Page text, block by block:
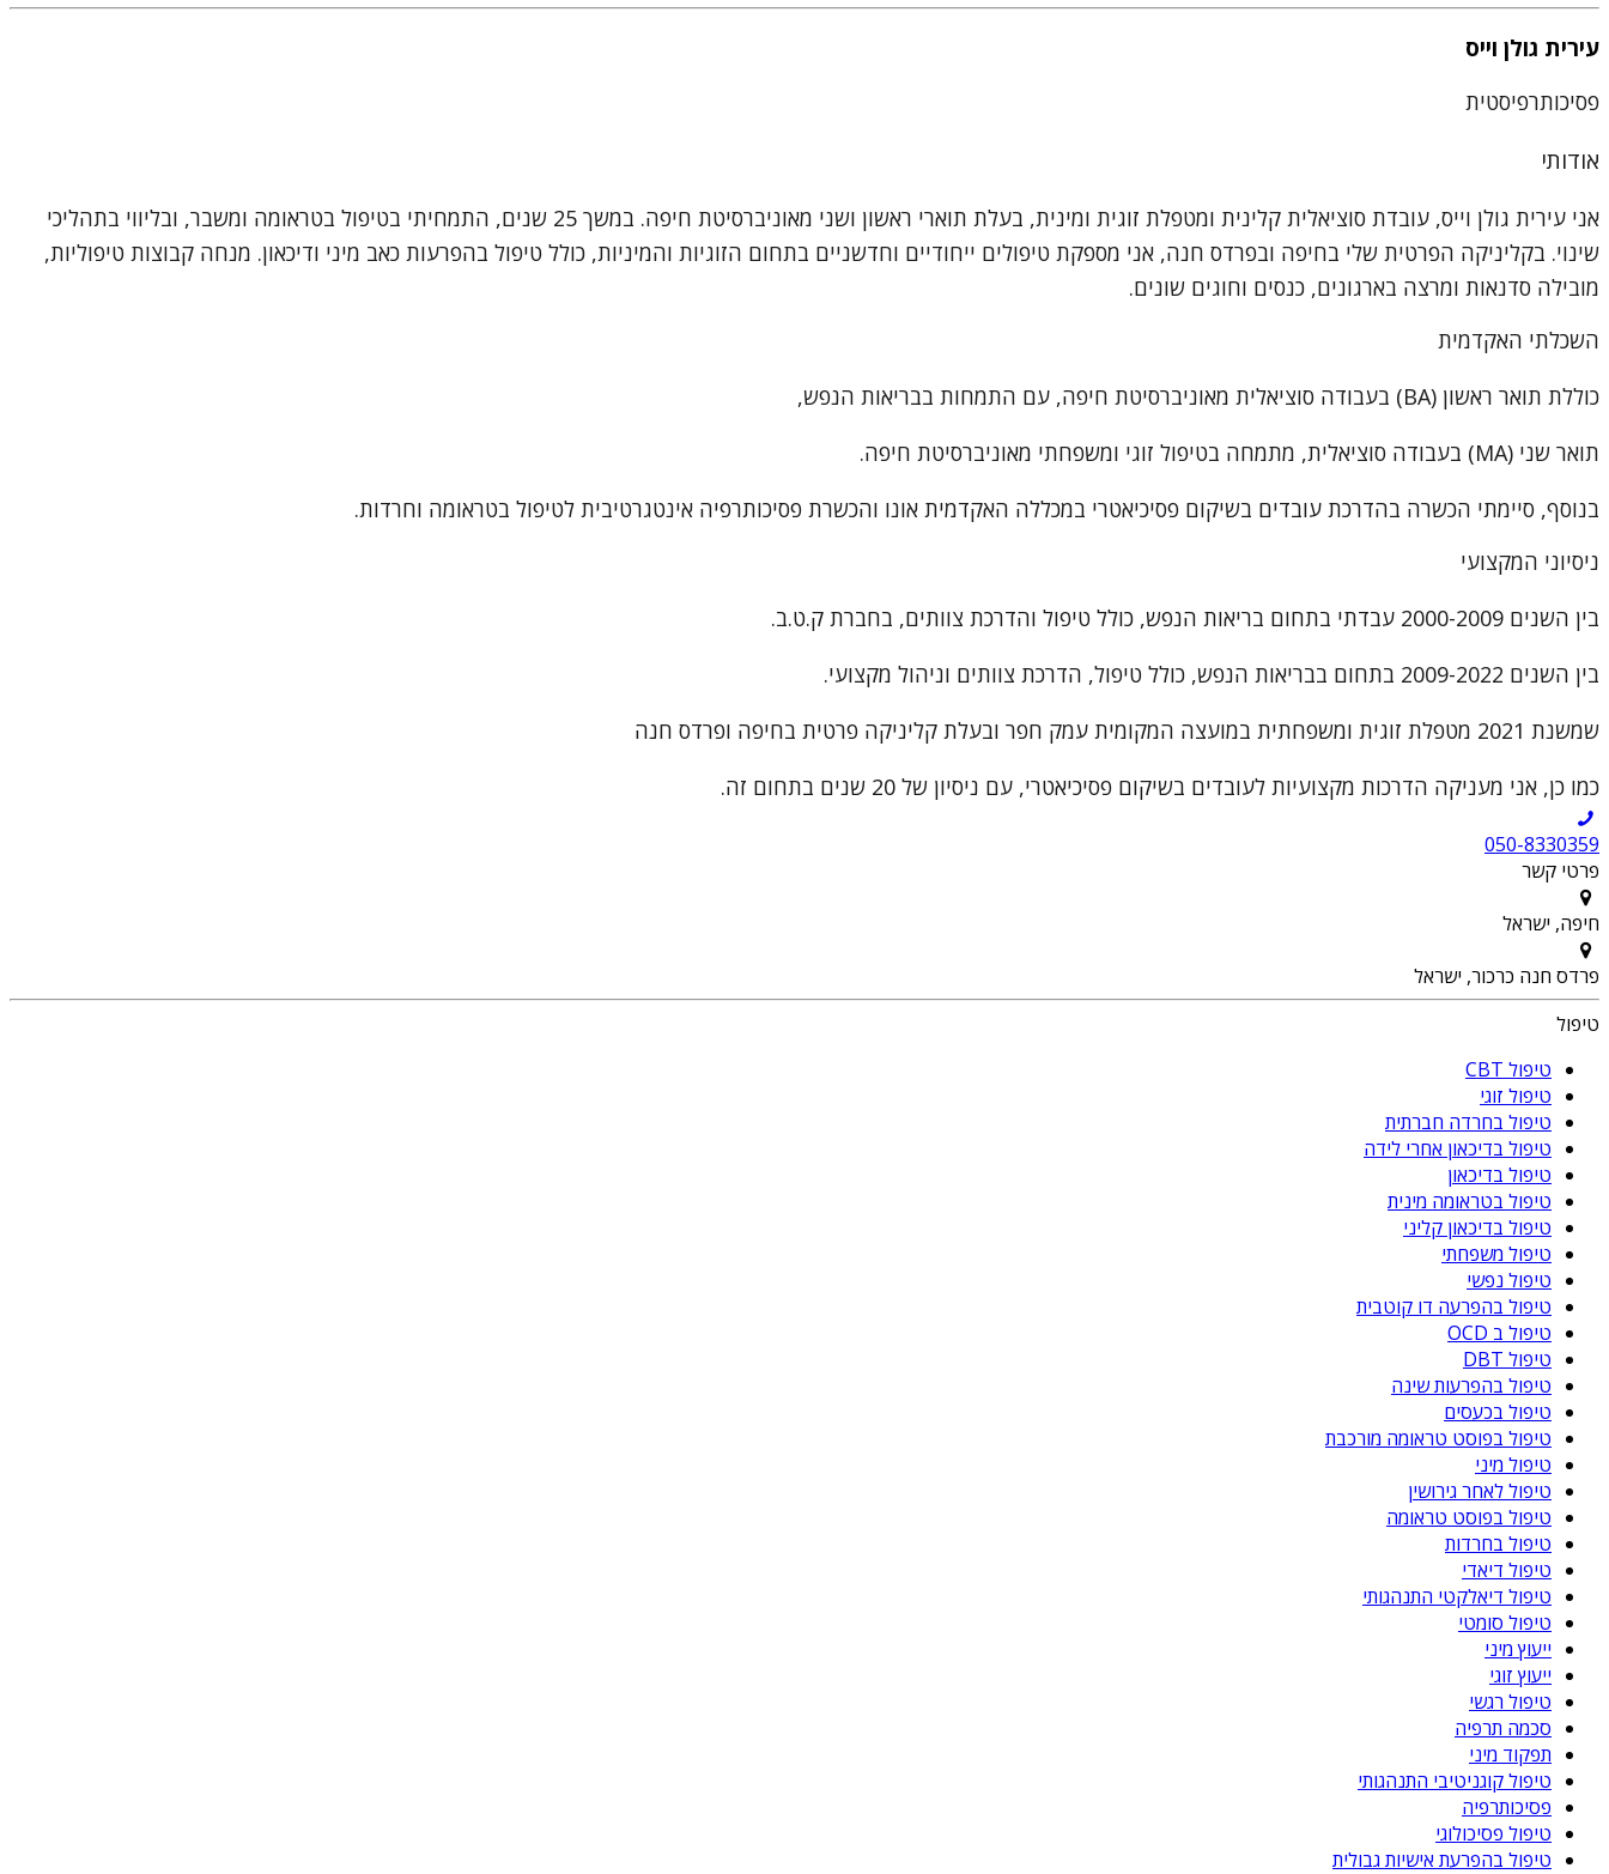
עירית גולן וייס
פסיכותרפיסטית
אודותי
אני עירית גולן וייס, עובדת סוציאלית קלינית ומטפלת זוגית ומינית, בעלת תוארי ראשון ושני מאוניברסיטת חיפה. במשך 25 שנים, התמחיתי בטיפול בטראומה ומשבר, ובליווי בתהליכי
שינוי. בקליניקה הפרטית שלי בחיפה ובפרדס חנה, אני מספקת טיפולים ייחודיים וחדשניים בתחום הזוגיות והמיניות, כולל טיפול בהפרעות כאב מיני ודיכאון. מנחה קבוצות טיפוליות,
מובילה סדנאות ומרצה בארגונים, כנסים וחוגים שונים.
השכלתי האקדמית
כוללת תואר ראשון (BA) בעבודה סוציאלית מאוניברסיטת חיפה, עם התמחות בבריאות הנפש,
תואר שני (MA) בעבודה סוציאלית, מתמחה בטיפול זוגי ומשפחתי מאוניברסיטת חיפה.
בנוסף, סיימתי הכשרה בהדרכת עובדים בשיקום פסיכיאטרי במכללה האקדמית אונו והכשרת פסיכותרפיה אינטגרטיבית לטיפול בטראומה וחרדות.
ניסיוני המקצועי
בין השנים 2000-2009 עבדתי בתחום בריאות הנפש, כולל טיפול והדרכת צוותים, בחברת ק.ט.ב.
בין השנים 2009-2022 בתחום בבריאות הנפש, כולל טיפול, הדרכת צוותים וניהול מקצועי.
שמשנת 2021 מטפלת זוגית ומשפחתית במועצה המקומית עמק חפר ובעלת קליניקה פרטית בחיפה ופרדס חנה
כמו כן, אני מעניקה הדרכות מקצועיות לעובדים בשיקום פסיכיאטרי, עם ניסיון של 20 שנים בתחום זה.
050-8330359
פרטי קשר
חיפה, ישראל
פרדס חנה כרכור, ישראל
טיפול
טיפול CBT
טיפול זוגי
טיפול בחרדה חברתית
טיפול בדיכאון אחרי לידה
טיפול בדיכאון
טיפול בטראומה מינית
טיפול בדיכאון קליני
טיפול משפחתי
טיפול נפשי
טיפול בהפרעה דו קוטבית
טיפול ב OCD
טיפול DBT
טיפול בהפרעות שינה
טיפול בכעסים
טיפול בפוסט טראומה מורכבת
טיפול מיני
טיפול לאחר גירושין
טיפול בפוסט טראומה
טיפול בחרדות
טיפול דיאדי
טיפול דיאלקטי התנהגותי
טיפול סומטי
ייעוץ מיני
ייעוץ זוגי
טיפול רגשי
סכמה תרפיה
תפקוד מיני
טיפול קוגניטיבי התנהגותי
פסיכותרפיה
טיפול פסיכולוגי
טיפול בהפרעת אישיות גבולית